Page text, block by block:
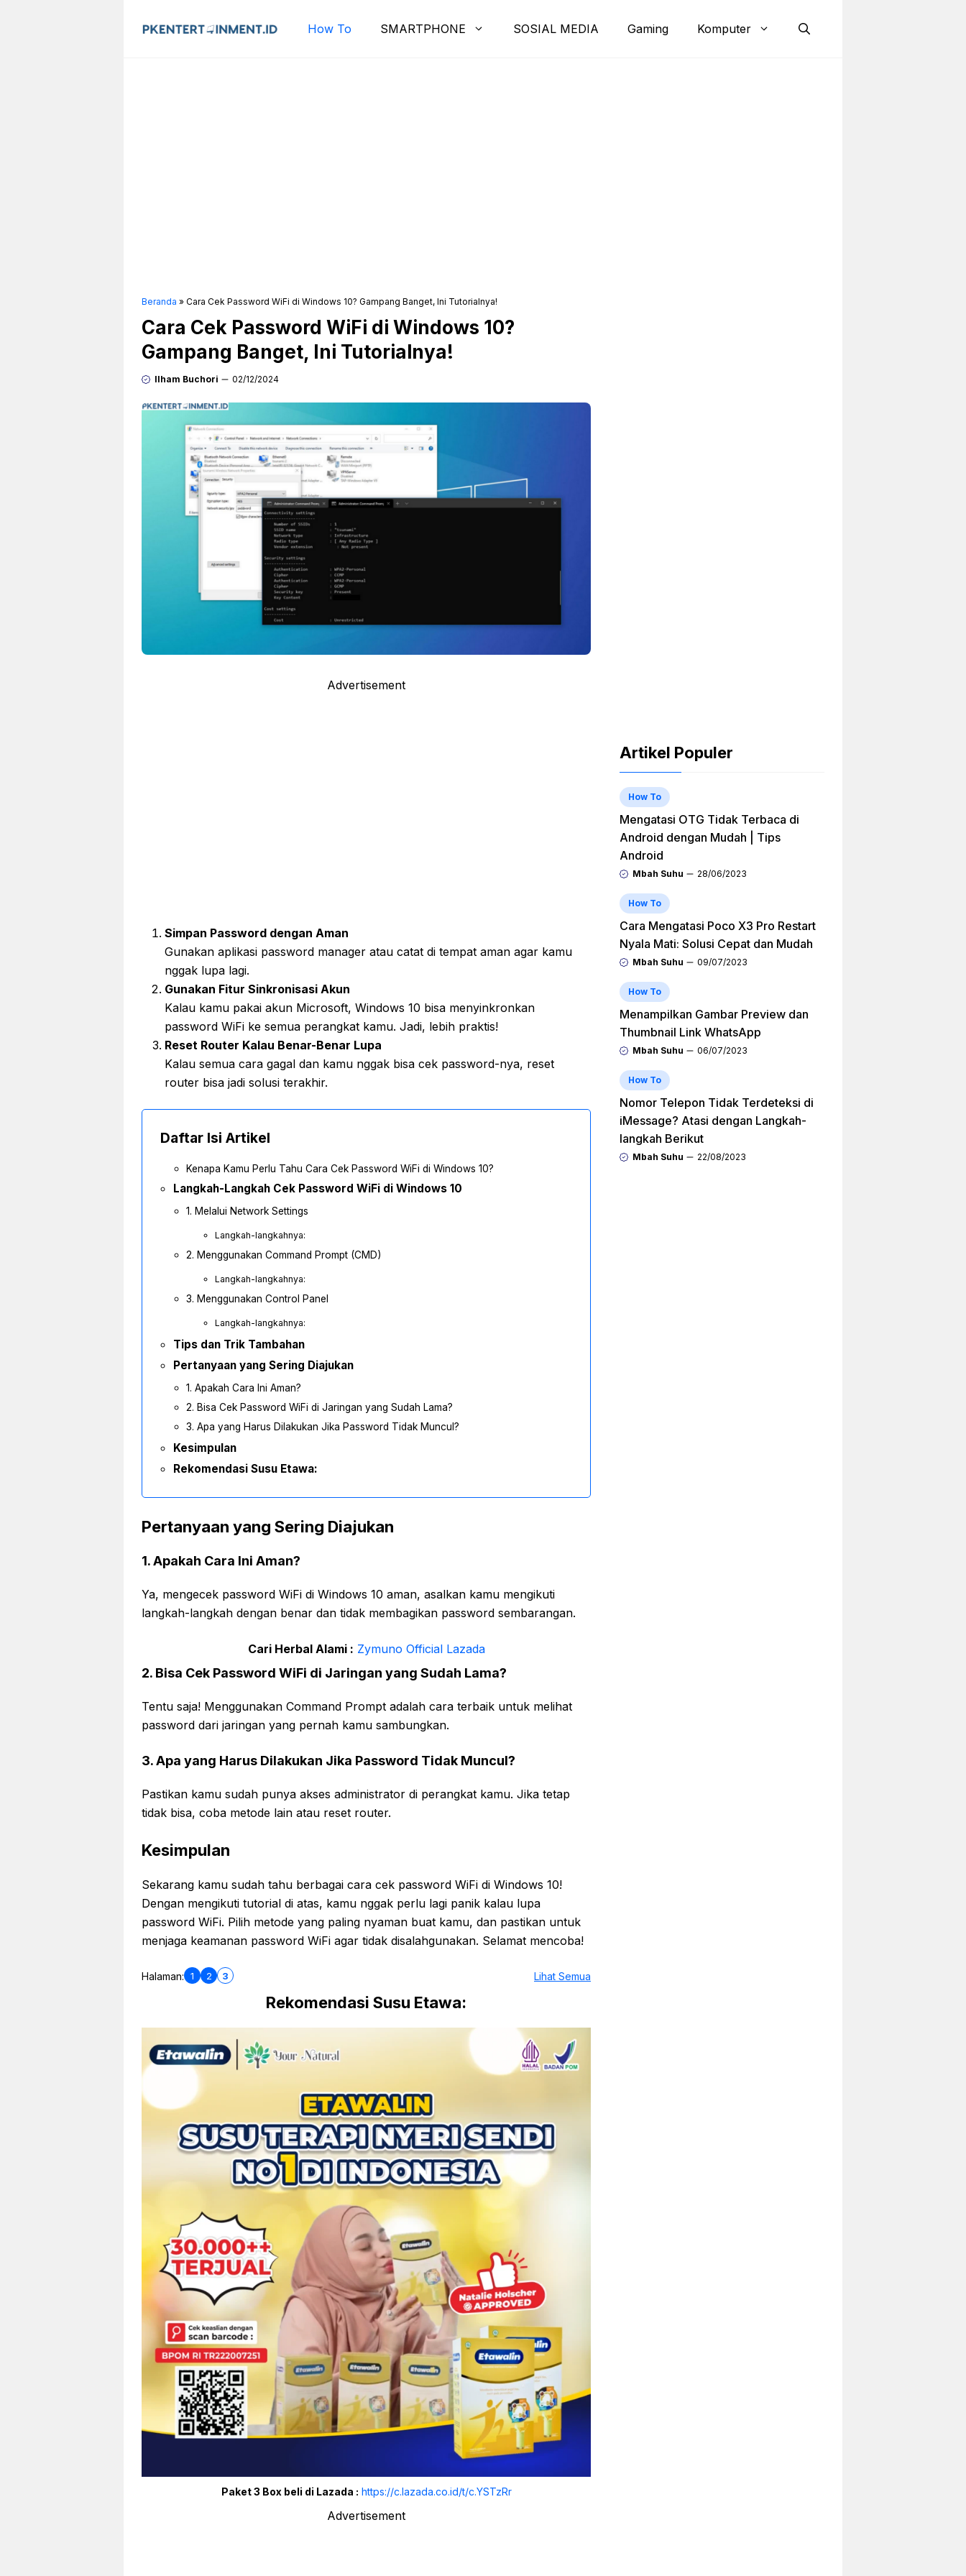
How To SMARTPHONE SOSIAL MEDIA Gaming Komputer
Beranda » Cara Cek Password WiFi di Windows 10? Gampang Banget, Ini Tutorialnya!
Cara Cek Password WiFi di Windows 10?
Gampang Banget, Ini Tutorialnya!
Ilham Buchori 02/12/2024
Advertisement
Simpan Password dengan Aman
Gunakan aplikasi password manager atau catat di tempat aman agar kamu
nggak lupa lagi.
Gunakan Fitur Sinkronisasi Akun
Kalau kamu pakai akun Microsoft, Windows 10 bisa menyinkronkan
password WiFi ke semua perangkat kamu. Jadi, lebih praktis!
Reset Router Kalau Benar-Benar Lupa
Kalau semua cara gagal dan kamu nggak bisa cek password-nya, reset
router bisa jadi solusi terakhir.
Daftar Isi Artikel
Kenapa Kamu Perlu Tahu Cara Cek Password WiFi di Windows 10?
Langkah-Langkah Cek Password WiFi di Windows 10
1. Melalui Network Settings
Langkah-langkahnya:
2. Menggunakan Command Prompt (CMD)
Langkah-langkahnya:
3. Menggunakan Control Panel
Langkah-langkahnya:
Tips dan Trik Tambahan
Pertanyaan yang Sering Diajukan
1. Apakah Cara Ini Aman?
2. Bisa Cek Password WiFi di Jaringan yang Sudah Lama?
3. Apa yang Harus Dilakukan Jika Password Tidak Muncul?
Kesimpulan
Rekomendasi Susu Etawa:
Pertanyaan yang Sering Diajukan
1. Apakah Cara Ini Aman?
Ya, mengecek password WiFi di Windows 10 aman, asalkan kamu mengikuti
langkah-langkah dengan benar dan tidak membagikan password sembarangan.
Cari Herbal Alami : Zymuno Official Lazada
2. Bisa Cek Password WiFi di Jaringan yang Sudah Lama?
Tentu saja! Menggunakan Command Prompt adalah cara terbaik untuk melihat
password dari jaringan yang pernah kamu sambungkan.
3. Apa yang Harus Dilakukan Jika Password Tidak Muncul?
Pastikan kamu sudah punya akses administrator di perangkat kamu. Jika tetap
tidak bisa, coba metode lain atau reset router.
Kesimpulan
Sekarang kamu sudah tahu berbagai cara cek password WiFi di Windows 10!
Dengan mengikuti tutorial di atas, kamu nggak perlu lagi panik kalau lupa
password WiFi. Pilih metode yang paling nyaman buat kamu, dan pastikan untuk
menjaga keamanan password WiFi agar tidak disalahgunakan. Selamat mencoba!
Halaman: 1 2 3 Lihat Semua
Rekomendasi Susu Etawa:
Paket 3 Box beli di Lazada : https://c.lazada.co.id/t/c.YSTzRr
Advertisement
Artikel Populer
How To
Mengatasi OTG Tidak Terbaca di
Android dengan Mudah | Tips
Android
Mbah Suhu 28/06/2023
How To
Cara Mengatasi Poco X3 Pro Restart
Nyala Mati: Solusi Cepat dan Mudah
Mbah Suhu 09/07/2023
How To
Menampilkan Gambar Preview dan
Thumbnail Link WhatsApp
Mbah Suhu 06/07/2023
How To
Nomor Telepon Tidak Terdeteksi di
iMessage? Atasi dengan Langkah-
langkah Berikut
Mbah Suhu 22/08/2023